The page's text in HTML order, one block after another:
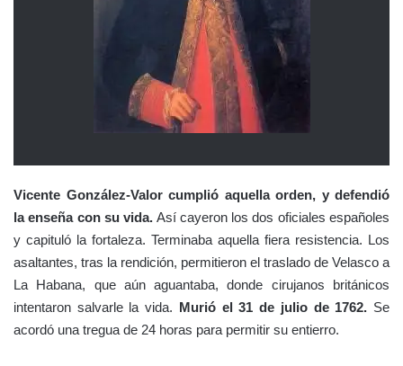
Vicente González-Valor cumplió aquella orden, y defendió
la enseña con su vida. Así cayeron los dos oficiales españoles
y capituló la fortaleza. Terminaba aquella fiera resistencia. Los
asaltantes, tras la rendición, permitieron el traslado de Velasco a
La Habana, que aún aguantaba, donde cirujanos británicos
intentaron salvarle la vida. Murió el 31 de julio de 1762. Se
acordó una tregua de 24 horas para permitir su entierro.